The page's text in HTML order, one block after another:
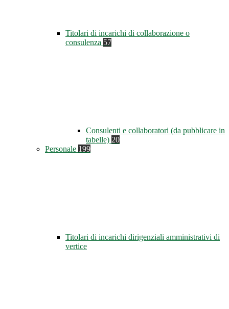
Titolari di incarichi di collaborazione o
consulenza 57
Consulenti e collaboratori (da pubblicare in
tabelle) 20
Personale 199
Titolari di incarichi dirigenziali amministrativi di
vertice